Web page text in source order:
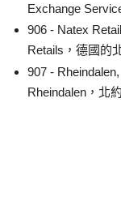
Exchange
906 - Natex
Retails，德國的
907 -
Rheindalen，北